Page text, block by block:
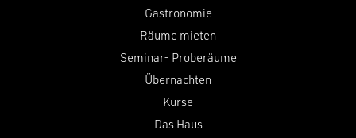
Gastronomie
Räume mieten
Seminar- Proberäume
Übernachten
Kurse
Das Haus